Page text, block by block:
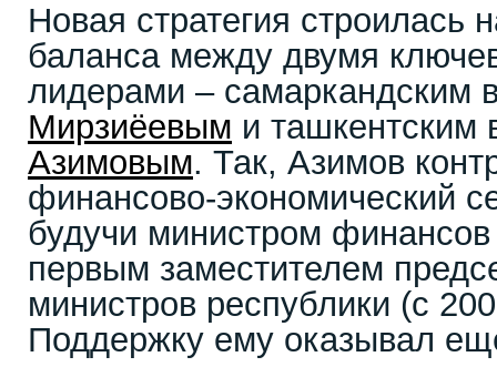
Новая стратегия строилась
баланса между двумя
лидерами – самаркандским
Мирзиёевым и ташкентским
Азимовым. Так, Азимов
финансово-экономический
будучи министром финансов
первым заместителем
министров республики (с
Поддержку ему оказывал